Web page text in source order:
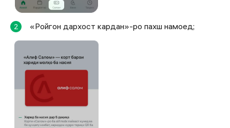
2 «Ройгон дархост кардан»-ро пахш намоед;